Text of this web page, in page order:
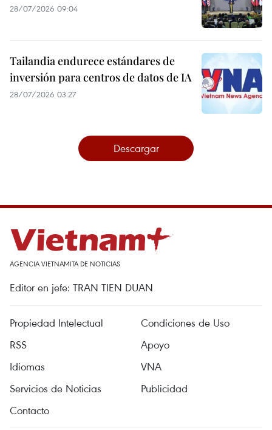
28/07/2026 09:04
Tailandia endurece estándares de
inversión para centros de datos de IA
28/07/2026 03:27
Descargar
AGENCIA VIETNAMITA DE NOTICIAS
Editor en jefe: TRAN TIEN DUAN
Propiedad Intelectual
Condiciones de Uso
RSS
Apoyo
Idiomas
VNA
Servicios de Noticias
Publicidad
Contacto